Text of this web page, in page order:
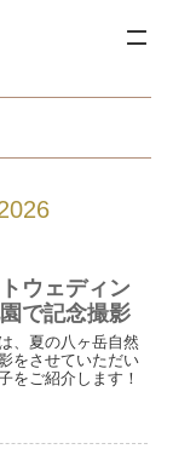
ウェディン
で記念撮影
、夏の八ヶ岳自然
をさせていただい
をご紹介します！